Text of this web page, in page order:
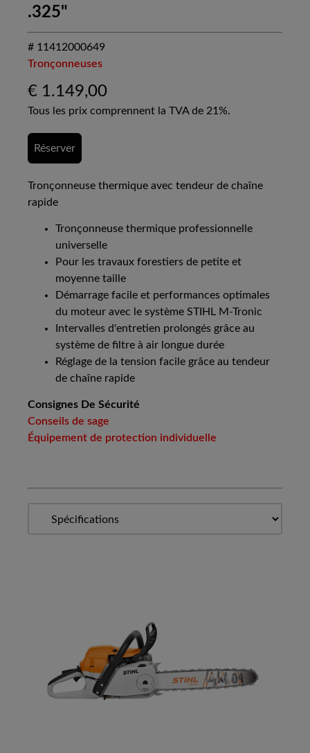
.325"
# 11412000649
Tronçonneuses
€ 1.149,00
Tous les prix comprennent la TVA de 21%.
Réserver
Tronçonneuse thermique avec tendeur de chaîne
rapide
Tronçonneuse thermique professionnelle
universelle
Pour les travaux forestiers de petite et
moyenne taille
Démarrage facile et performances optimales
du moteur avec le système STIHL M-Tronic
Intervalles d'entretien prolongés grâce au
système de filtre à air longue durée
Réglage de la tension facile grâce au tendeur
de chaîne rapide
Consignes De Sécurité
Conseils de sage
Équipement de protection individuelle